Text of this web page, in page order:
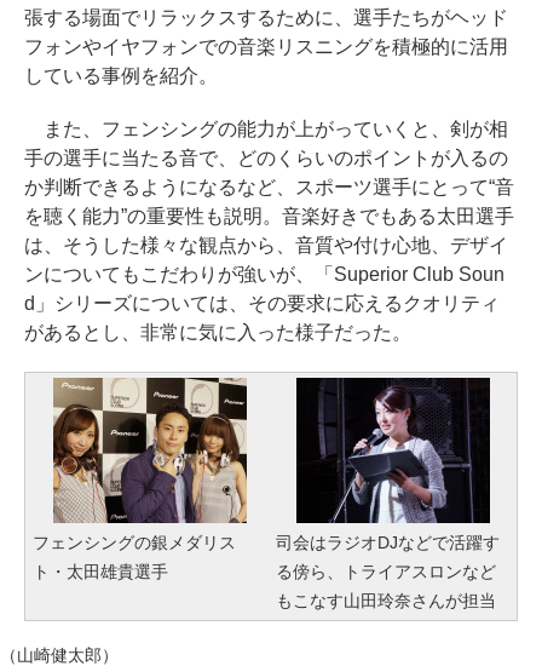
張する場面でリラックスするために、選手たちがヘッド
フォンやイヤフォンでの音楽リスニングを積極的に活用
している事例を紹介。
また、フェンシングの能力が上がっていくと、剣が相
手の選手に当たる音で、どのくらいのポイントが入るの
か判断できるようになるなど、スポーツ選手にとって“音
を聴く能力”の重要性も説明。音楽好きでもある太田選手
は、そうした様々な観点から、音質や付け心地、デザイ
ンについてもこだわりが強いが、「Superior Club Soun
d」シリーズについては、その要求に応えるクオリティ
があるとし、非常に気に入った様子だった。
フェンシングの銀メダリス
ト・太田雄貴選手
司会はラジオDJなどで活躍す
る傍ら、トライアスロンなど
もこなす山田玲奈さんが担当
（山崎健太郎）